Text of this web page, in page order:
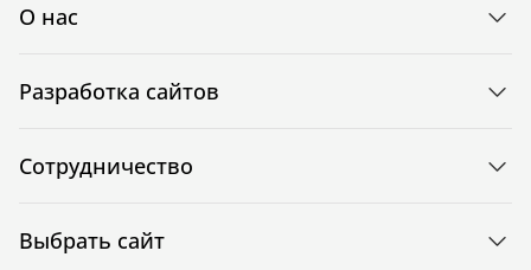
О нас
Разработка сайтов
Сотрудничество
Выбрать сайт